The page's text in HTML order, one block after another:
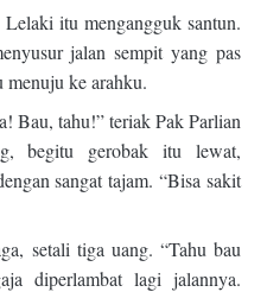
itu mengangguk santun.
jalan sempit yang pas
menuju ke arahku.
Bau, tahu!” teriak Pak Parlian
begitu gerobak itu lewat,
sangat tajam. “Bisa sakit
setali tiga uang. “Tahu bau
diperlambat lagi jalannya.